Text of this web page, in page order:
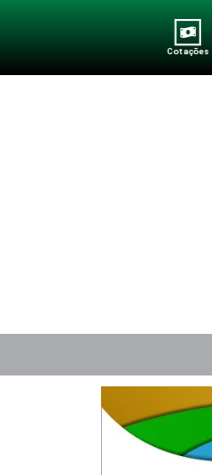
Cotações